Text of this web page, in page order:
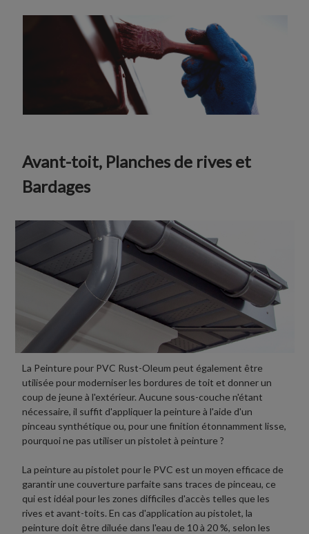
Avant-toit, Planches de rives et
Bardages
La Peinture pour PVC Rust-Oleum peut également être
utilisée pour moderniser les bordures de toit et donner un
coup de jeune à l'extérieur. Aucune sous-couche n'étant
nécessaire, il suffit d'appliquer la peinture à l'aide d'un
pinceau synthétique ou, pour une finition étonnamment lisse,
pourquoi ne pas utiliser un pistolet à peinture ?
La peinture au pistolet pour le PVC est un moyen efficace de
garantir une couverture parfaite sans traces de pinceau, ce
qui est idéal pour les zones difficiles d'accès telles que les
rives et avant-toits. En cas d'application au pistolet, la
peinture doit être diluée dans l'eau de 10 à 20 %, selon les